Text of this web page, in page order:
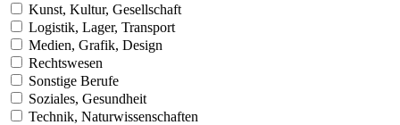
Kunst, Kultur, Gesellschaft
Logistik, Lager, Transport
Medien, Grafik, Design
Rechtswesen
Sonstige Berufe
Soziales, Gesundheit
Technik, Naturwissenschaften